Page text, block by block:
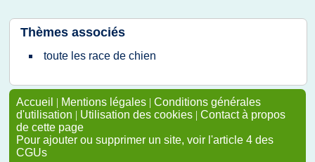
Thèmes associés
toute les race de chien
Accueil | Mentions légales | Conditions générales
d'utilisation | Utilisation des cookies | Contact à propos
de cette page
Pour ajouter ou supprimer un site, voir l'article 4 des
CGUs